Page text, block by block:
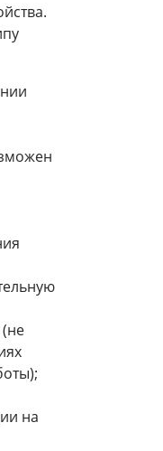
(не
на